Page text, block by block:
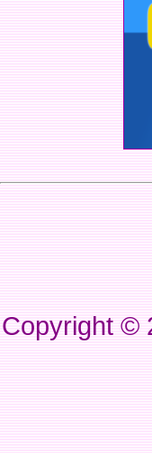
Copyright ©